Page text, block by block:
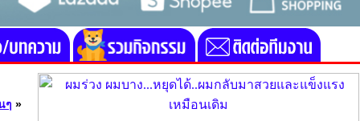
ๆ »